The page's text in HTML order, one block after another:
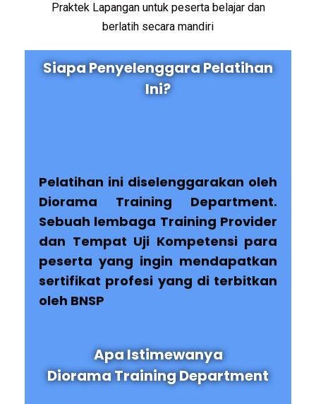
Praktek Lapangan untuk peserta belajar dan
berlatih secara mandiri
Siapa Penyelenggara Pelatihan
Ini?
Pelatihan ini diselenggarakan oleh
Diorama Training Department.
Sebuah lembaga Training Provider
dan Tempat Uji Kompetensi para
peserta yang ingin mendapatkan
sertifikat profesi yang di terbitkan
oleh BNSP
Apa Istimewanya
Diorama Training Department